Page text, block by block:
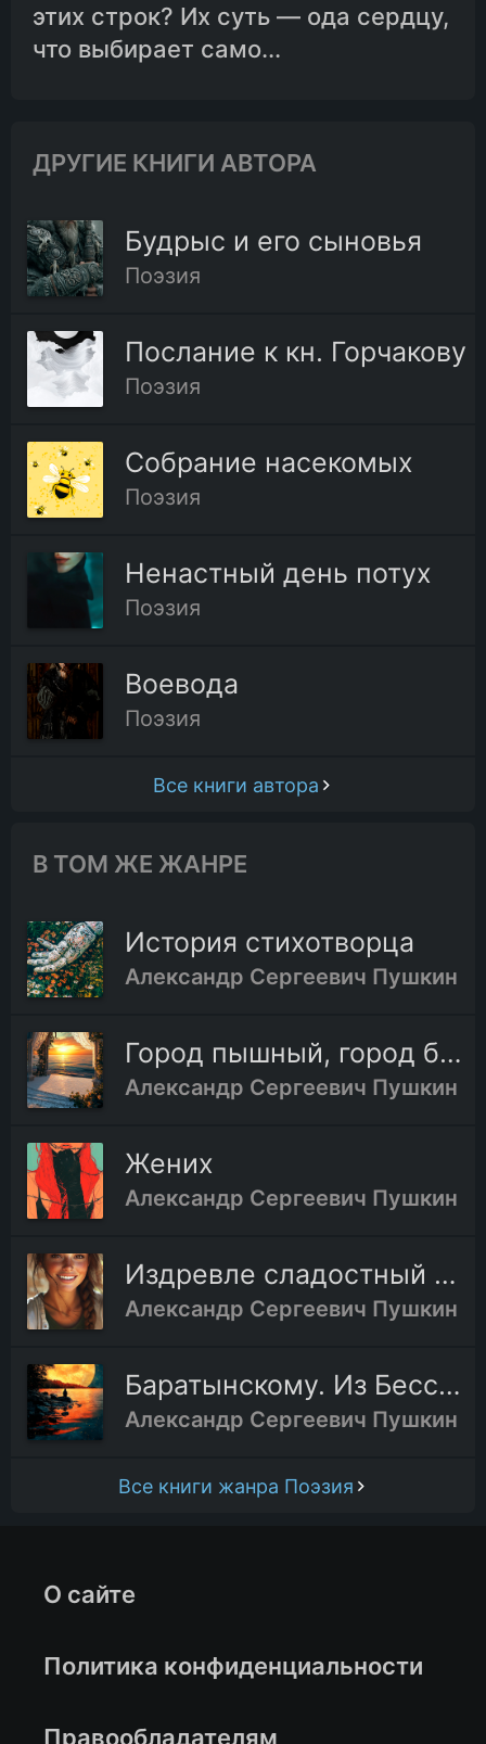
этих строк? Их суть — ода сердцу,
что выбирает само...
ДРУГИЕ КНИГИ АВТОРА
Будрыс и его сыновья
Поэзия
Послание к кн. Горчакову
Поэзия
Собрание насекомых
Поэзия
Ненастный день потух
Поэзия
Воевода
Поэзия
Все книги автора
В ТОМ ЖЕ ЖАНРЕ
История стихотворца
Александр Сергеевич Пушкин
Город пышный, город бедный
Александр Сергеевич Пушкин
Жених
Александр Сергеевич Пушкин
Издревле сладостный союз
Александр Сергеевич Пушкин
Баратынскому. Из Бессарабии
Александр Сергеевич Пушкин
Все книги жанра Поэзия
О сайте
Политика конфиденциальности
Правообладателям